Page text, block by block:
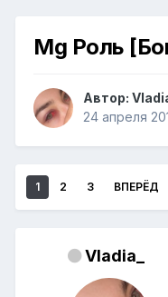
Mg Роль
Автор:
24 апреля
1 2 3 ВПЕРЁД
Vladia_